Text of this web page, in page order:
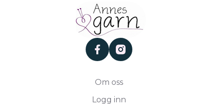
facebookinstagram
Om oss
Logg inn